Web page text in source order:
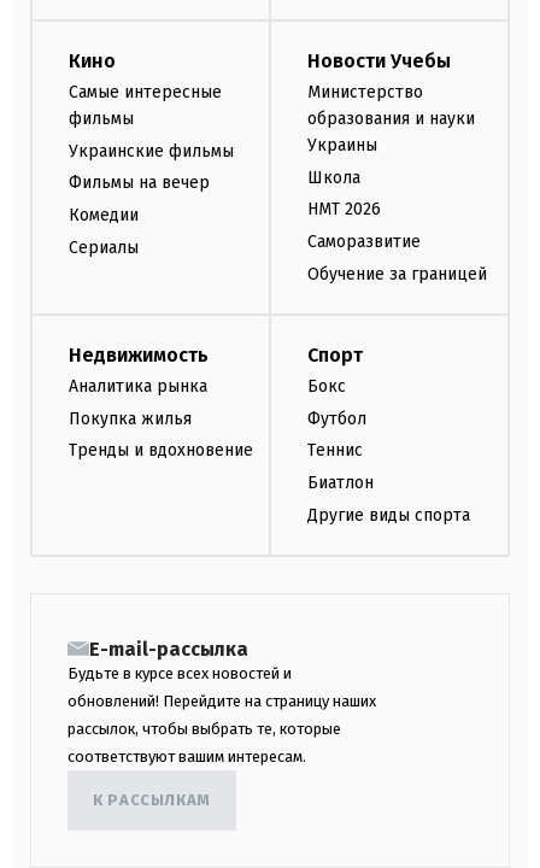
Кино
Самые интересные
фильмы
Украинские фильмы
Фильмы на вечер
Комедии
Сериалы
Новости Учебы
Министерство
образования и науки
Украины
Школа
НМТ 2026
Саморазвитие
Обучение за границей
Недвижимость
Аналитика рынка
Покупка жилья
Тренды и вдохновение
Спорт
Бокс
Футбол
Теннис
Биатлон
Другие виды спорта
E-mail-рассылка
Будьте в курсе всех новостей и
обновлений! Перейдите на страницу наших
рассылок, чтобы выбрать те, которые
соответствуют вашим интересам.
К РАССЫЛКАМ